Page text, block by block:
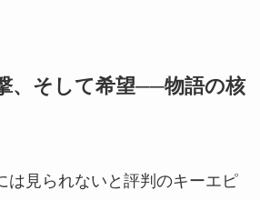
、そして希望──物語の核
は見られないと評判のキーエピ